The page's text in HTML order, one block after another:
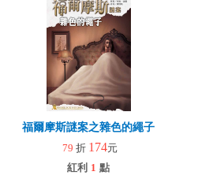
福爾摩斯謎案之雜色的繩子
79 折 174元
紅利 1 點